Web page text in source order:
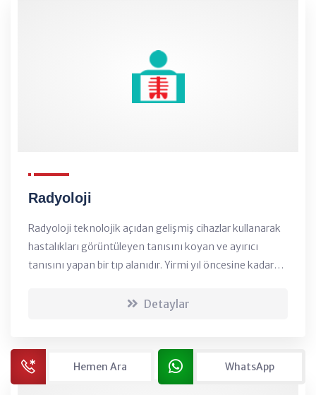
Radyoloji
Radyoloji teknolojik açıdan gelişmiş cihazlar kullanarak
hastalıkları görüntüleyen tanısını koyan ve ayırıcı
tanısını yapan bir tıp alanıdır. Yirmi yıl öncesine kadar
çok çeşitli ve gelişmiş tekni...Detaylar
WhatsApp
Hemen Ara